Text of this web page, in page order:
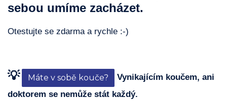
sebou umíme zacházet.
Otestujte se zdarma a rychle :-)
💡 Máte v sobě kouče?
Vynikajícím koučem, ani
doktorem se nemůže stát každý.